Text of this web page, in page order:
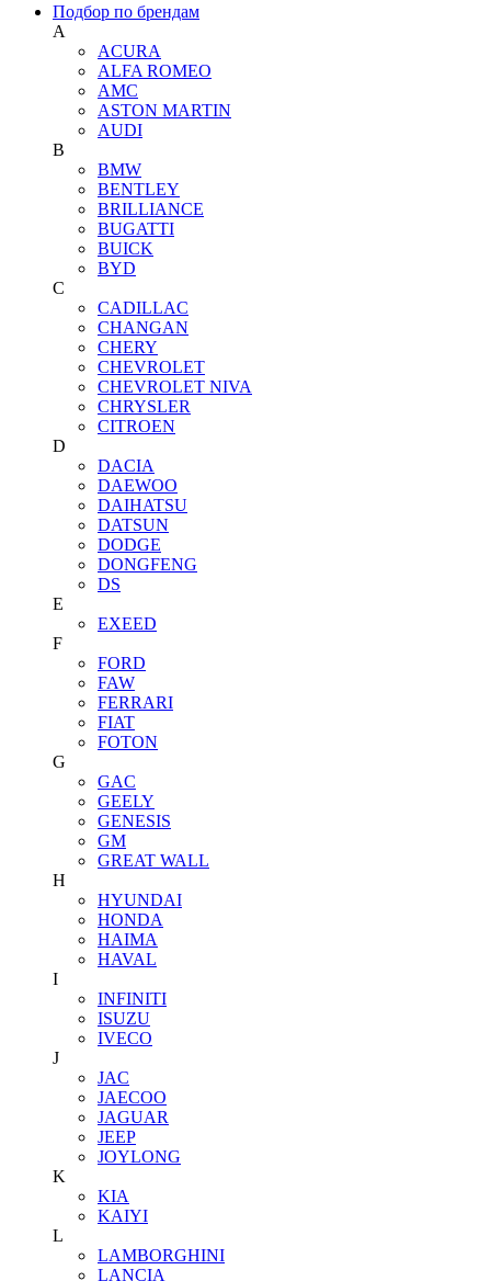
Подбор по брендам
A
ACURA
ALFA ROMEO
AMC
ASTON MARTIN
AUDI
B
BMW
BENTLEY
BRILLIANCE
BUGATTI
BUICK
BYD
C
CADILLAC
CHANGAN
CHERY
CHEVROLET
CHEVROLET NIVA
CHRYSLER
CITROEN
D
DACIA
DAEWOO
DAIHATSU
DATSUN
DODGE
DONGFENG
DS
E
EXEED
F
FORD
FAW
FERRARI
FIAT
FOTON
G
GAC
GEELY
GENESIS
GM
GREAT WALL
H
HYUNDAI
HONDA
HAIMA
HAVAL
I
INFINITI
ISUZU
IVECO
J
JAC
JAECOO
JAGUAR
JEEP
JOYLONG
K
KIA
KAIYI
L
LAMBORGHINI
LANCIA